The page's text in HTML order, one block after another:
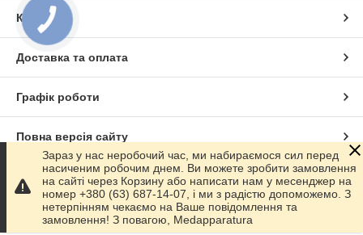
Контакти
Доставка та оплата
Графік роботи
Повна версія сайту
Сайт створено на маркетплейсі Prom.ua
Політика конфіденційності
Зараз у нас неробочий час, ми набираємося сил перед
насиченим робочим днем. Ви можете зробити замовлення
на сайті через Корзину або написати нам у месенджер на
номер +380 (63) 687-14-07, і ми з радістю допоможемо. З
нетерпінням чекаємо на Ваше повідомлення та
замовлення! З повагою, Medapparatura
КНОПКА
ЗВ'ЯЗКУ